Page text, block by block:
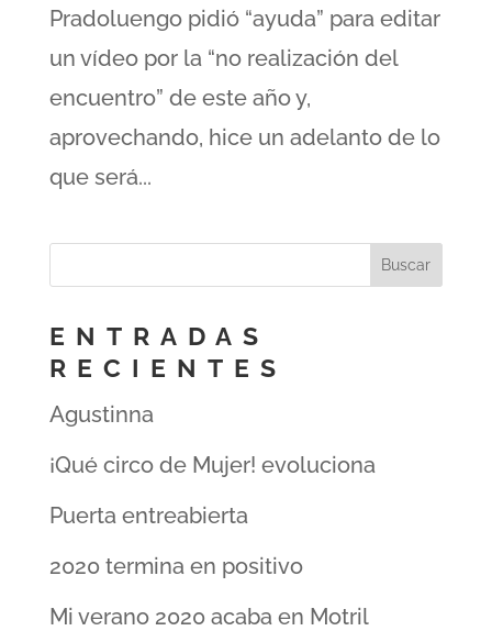
Pradoluengo pidió “ayuda” para editar
un vídeo por la “no realización del
encuentro” de este año y,
aprovechando, hice un adelanto de lo
que será...
ENTRADAS
RECIENTES
Agustinna
¡Qué circo de Mujer! evoluciona
Puerta entreabierta
2020 termina en positivo
Mi verano 2020 acaba en Motril